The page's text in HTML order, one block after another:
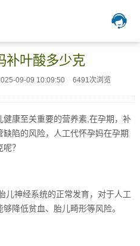
补叶酸多少克
09-09 10:09:50 6491次浏览
康至关重要的营养素,在孕期，补
陷的风险，人工代怀孕妈在孕期
？
儿神经系统的正常发育，对于人工
降低贫血、胎儿畸形等风险。